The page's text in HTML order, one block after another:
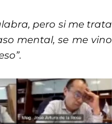
pero si me trata
mental, se me vino